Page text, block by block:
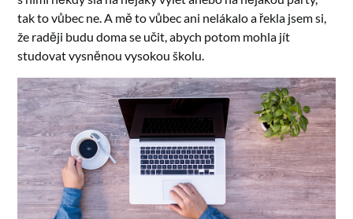
tak to vůbec ne. A mě to vůbec ani nelákalo a řekla jsem si,
že raději budu doma se učit, abych potom mohla jít
studovat vysněnou vysokou školu.